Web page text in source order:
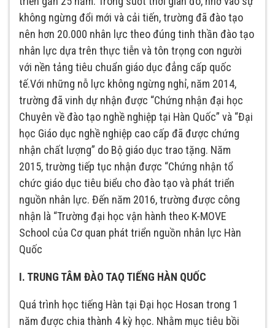
không ngừng đổi mới và cải tiến, trường đã đào tạo
nên hơn 20.000 nhân lực theo đúng tinh thần đào tạo
nhân lực dựa trên thực tiễn và tôn trọng con người
với nền tảng tiêu chuẩn giáo dục đẳng cấp quốc
tế.Với những nỗ lực không ngừng nghỉ, năm 2014,
trường đã vinh dự nhận được “Chứng nhận đại học
Chuyên về đào tạo nghề nghiệp tại Hàn Quốc” và “Đại
học Giáo dục nghề nghiệp cao cấp đã được chứng
nhận chất lượng” do Bộ giáo dục trao tặng. Năm
2015, trường tiếp tục nhận được “Chứng nhận tổ
chức giáo dục tiêu biểu cho đào tạo và phát triển
nguồn nhân lực. Đến năm 2016, trường được công
nhận là “Trường đại học vận hành theo K-MOVE
School của Cơ quan phát triển nguồn nhân lực Hàn
Quốc
I. TRUNG TÂM ĐÀO TAỌ TIẾNG HÀN QUỐC
Quá trình học tiếng Hàn tại Đại học Hosan trong 1
năm được chia thành 4 kỳ học. Nhằm mục tiêu bồi